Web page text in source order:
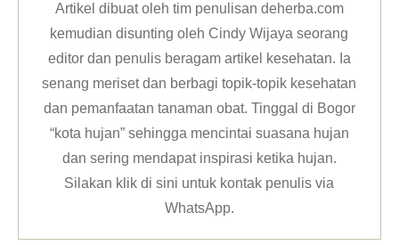
Artikel dibuat oleh tim penulisan deherba.com
kemudian disunting oleh Cindy Wijaya seorang
editor dan penulis beragam artikel kesehatan. Ia
senang meriset dan berbagi topik-topik kesehatan
dan pemanfaatan tanaman obat. Tinggal di Bogor
“kota hujan” sehingga mencintai suasana hujan
dan sering mendapat inspirasi ketika hujan.
Silakan klikdi sini untuk kontak penulis via
WhatsApp.